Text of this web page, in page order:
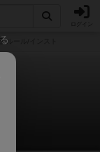
ルール/インスト